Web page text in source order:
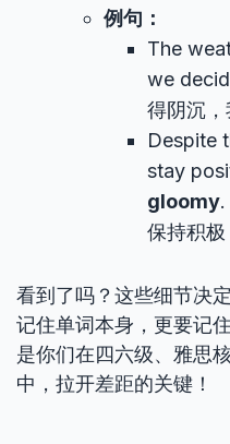
例句：
The
we
得阴沉
Despite
stay
gloomy
保持积
看到了吗？这些细节决
记住单词本身，更要记
是你们在四六级、雅思
中，拉开差距的关键！